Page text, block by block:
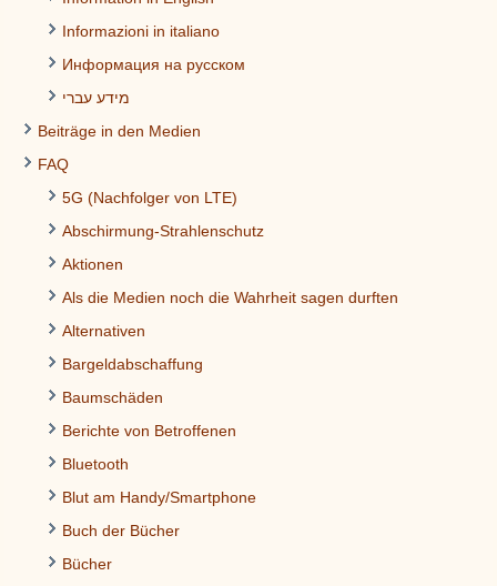
Informazioni in italiano
Информация на русском
מידע עברי
Beiträge in den Medien
FAQ
5G (Nachfolger von LTE)
Abschirmung-Strahlenschutz
Aktionen
Als die Medien noch die Wahrheit sagen durften
Alternativen
Bargeldabschaffung
Baumschäden
Berichte von Betroffenen
Bluetooth
Blut am Handy/Smartphone
Buch der Bücher
Bücher